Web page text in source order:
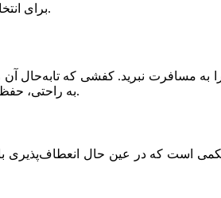
برای انتخاب کفش مناسب سفر معیارهای مختلفی باید در نظر گرفته شوند که در این مطلب به‌طور مفصل راجع‌به آن‌ها صحبت شده است.
مسافرت نبرید. کفشی که تابه‌حال آن
به راحتی، حفظ استایل، مقاومت و محافظت پا را در طی سفر برآورده کند. بیایید باهم ویژگی‌های یک کفش خوب برای مسافرت را بررسی کنیم.
که در عین حال انعطاف‌پذیری